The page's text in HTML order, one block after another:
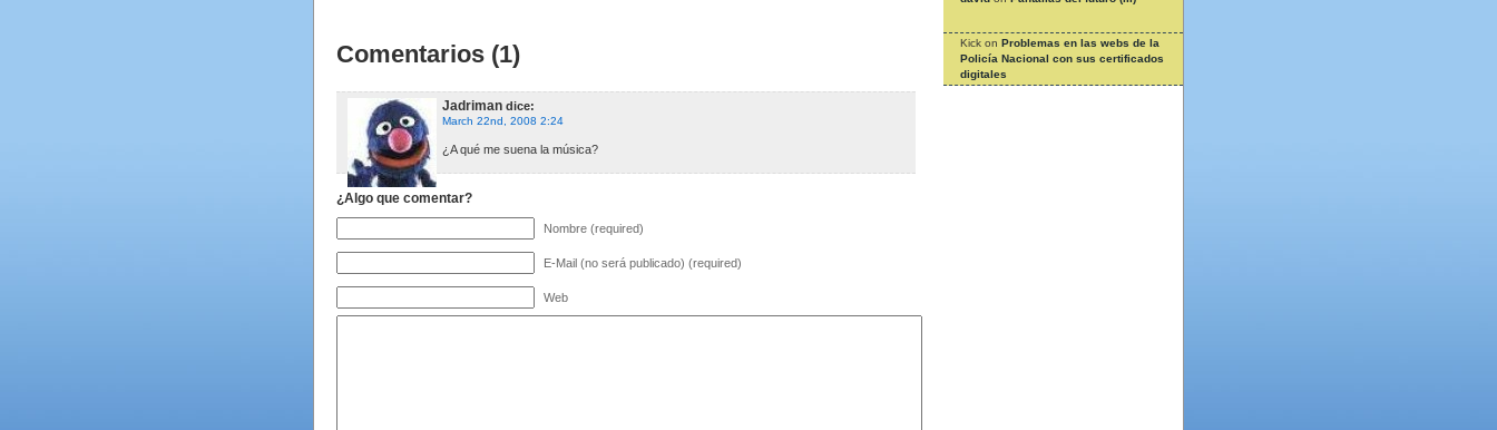
Comentarios (1)
Jadriman dice:
March 22nd, 2008 2:24
¿A qué me suena la música?
¿Algo que comentar?
Nombre (required)
E-Mail (no será publicado) (required)
Web
Kick on Problemas en las webs de la
Policía Nacional con sus certificados
digitales